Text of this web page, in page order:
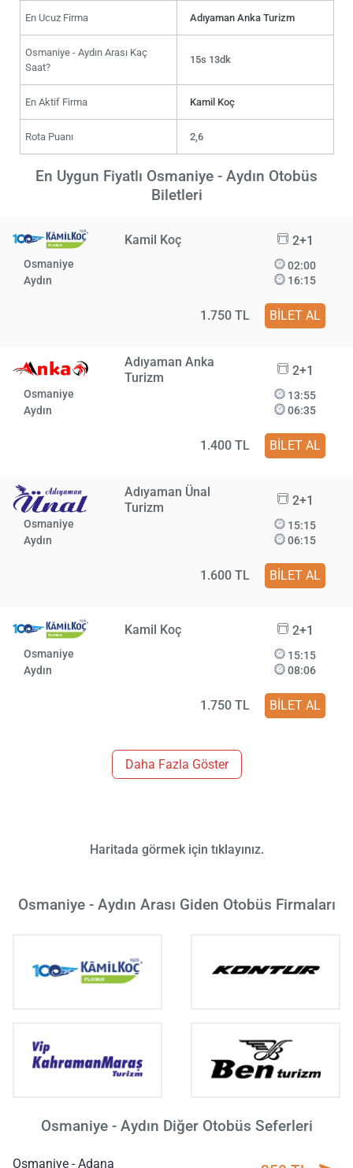
En Ucuz Firma Adıyaman Anka Turizm
Osmaniye - Aydın Arası Kaç
Saat?
15s 13dk
En Aktif Firma Kamil Koç
Rota Puanı 2,6
En Uygun Fiyatlı Osmaniye - Aydın Otobüs
Biletleri
Kamil Koç 2+1
Osmaniye
Aydın
02:00
16:15
1.750 TL BİLET AL
Adıyaman Anka
Turizm
2+1
Osmaniye
Aydın
13:55
06:35
1.400 TL BİLET AL
Adıyaman Ünal
Turizm
2+1
Osmaniye
Aydın
15:15
06:15
1.600 TL BİLET AL
Kamil Koç 2+1
Osmaniye
Aydın
15:15
08:06
1.750 TL BİLET AL
Daha Fazla Göster
Haritada görmek için tıklayınız.
Osmaniye - Aydın Arası Giden Otobüs Firmaları
Osmaniye - Aydın Diğer Otobüs Seferleri
Osmaniye - Adana